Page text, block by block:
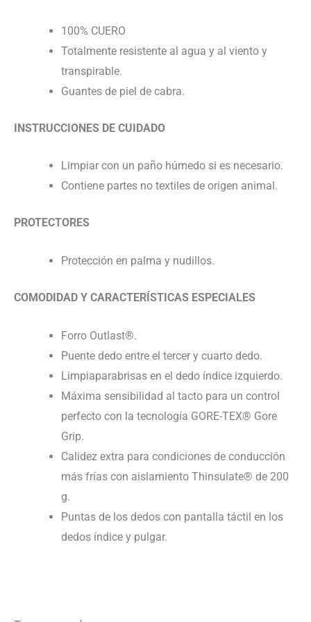
100% CUERO
Totalmente resistente al agua y al viento y
transpirable.
Guantes de piel de cabra.
INSTRUCCIONES DE CUIDADO
Limpiar con un paño húmedo si es necesario.
Contiene partes no textiles de origen animal.
PROTECTORES
Protección en palma y nudillos.
COMODIDAD Y CARACTERÍSTICAS ESPECIALES
Forro Outlast®.
Puente dedo entre el tercer y cuarto dedo.
Limpiaparabrisas en el dedo índice izquierdo.
Máxima sensibilidad al tacto para un control
perfecto con la tecnología GORE-TEX® Gore
Grip.
Calidez extra para condiciones de conducción
más frías con aislamiento Thinsulate® de 200
g.
Puntas de los dedos con pantalla táctil en los
dedos índice y pulgar.